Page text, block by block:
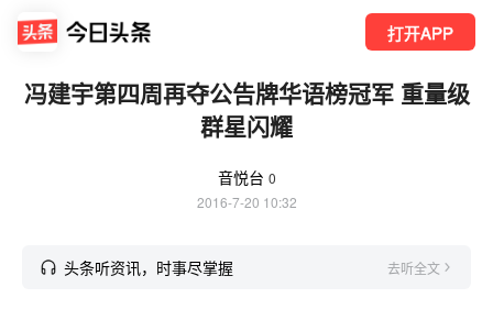
打开APP
冯建宇第四周再夺公告牌华语榜冠军 重量级
群星闪耀
音悦台 0
2016-7-20 10:32
头条听资讯，时事尽掌握 去听全文